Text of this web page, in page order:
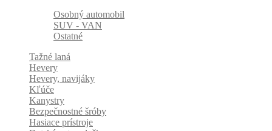
Osobný automobil
SUV - VAN
Ostatné
Tažné laná
Hevery
Hevery, navijáky
Kľúče
Kanystry
Bezpečnostné šróby
Hasiace prístroje